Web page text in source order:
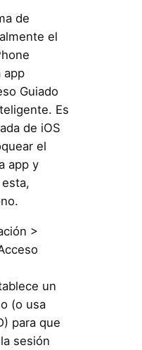
de
el
app
Guiado
Es
de iOS
el
app y
>
un
(o usa
para que
sesión